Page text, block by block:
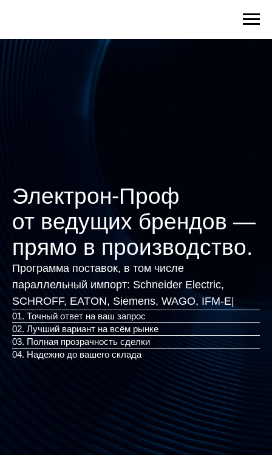
Электрон-Проф
от ведущих брендов —
прямо в производство.
Программа поставок, в том числе
параллельный импорт: Schneider Electric,
SCHROFF, EATON, Siemens,
01. Точный ответ на ваш запрос
02. Лучший вариант на всём рынке
03. Полная прозрачность сделки
04. Надежно до вашего склада